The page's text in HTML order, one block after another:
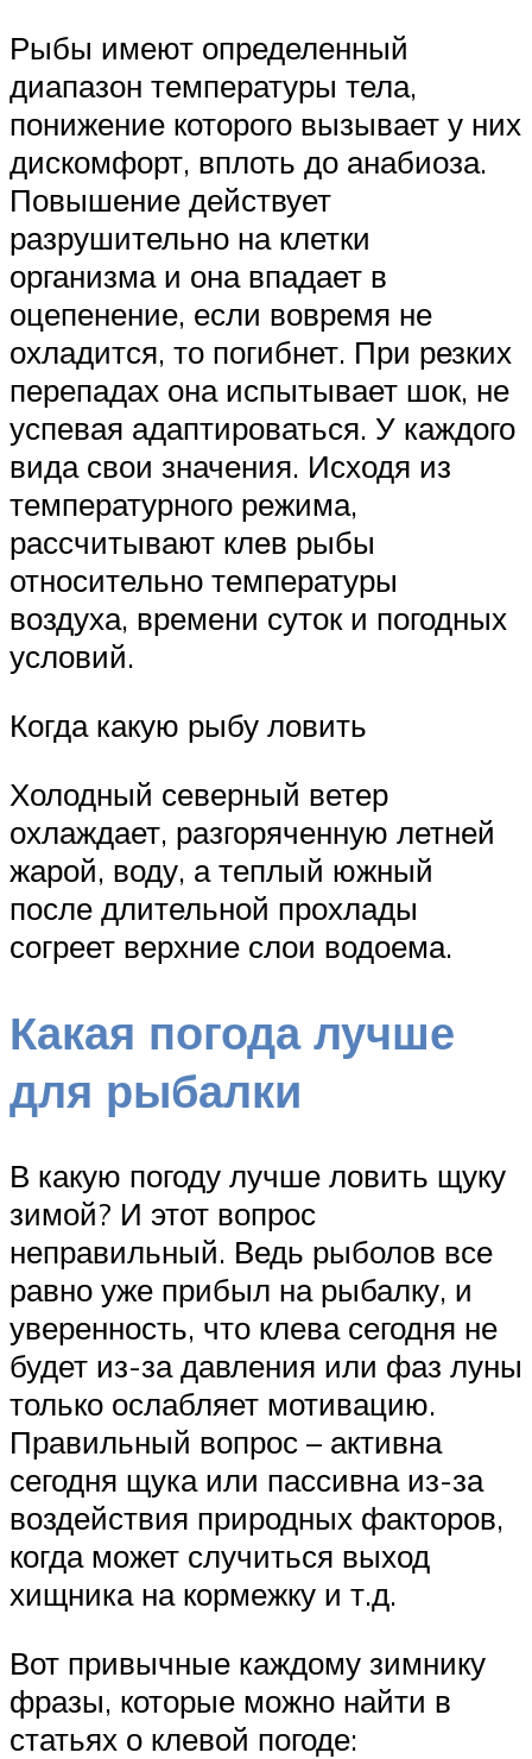
Рыбы имеют определенный
диапазон температуры тела,
понижение которого вызывает у них
дискомфорт, вплоть до анабиоза.
Повышение действует
разрушительно на клетки
организма и она впадает в
оцепенение, если вовремя не
охладится, то погибнет. При резких
перепадах она испытывает шок, не
успевая адаптироваться. У каждого
вида свои значения. Исходя из
температурного режима,
рассчитывают клев рыбы
относительно температуры
воздуха, времени суток и погодных
условий.
Когда какую рыбу ловить
Холодный северный ветер
охлаждает, разгоряченную летней
жарой, воду, а теплый южный
после длительной прохлады
согреет верхние слои водоема.
Какая погода лучше
для рыбалки
В какую погоду лучше ловить щуку
зимой? И этот вопрос
неправильный. Ведь рыболов все
равно уже прибыл на рыбалку, и
уверенность, что клева сегодня не
будет из-за давления или фаз луны
только ослабляет мотивацию.
Правильный вопрос – активна
сегодня щука или пассивна из-за
воздействия природных факторов,
когда может случиться выход
хищника на кормежку и т.д.
Вот привычные каждому зимнику
фразы, которые можно найти в
статьях о клевой погоде: